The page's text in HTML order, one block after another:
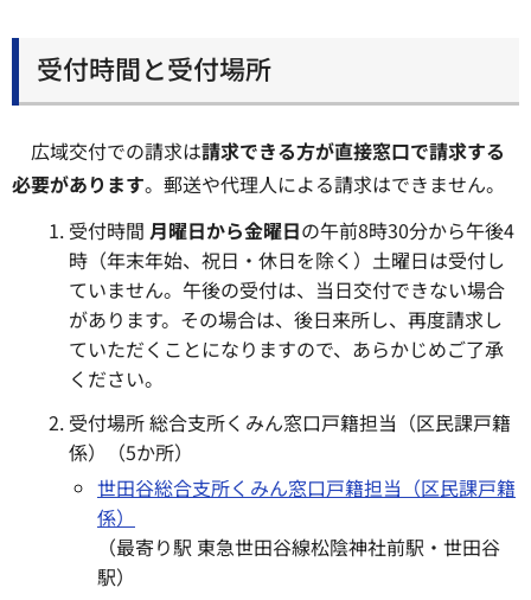
受付時間と受付場所
広域交付での請求は請求できる方が直接窓口で請求する
必要があります。郵送や代理人による請求はできません。
受付時間 月曜日から金曜日の午前8時30分から午後4
時（年末年始、祝日・休日を除く）土曜日は受付し
ていません。午後の受付は、当日交付できない場合
があります。その場合は、後日来所し、再度請求し
ていただくことになりますので、あらかじめご了承
ください。
受付場所 総合支所くみん窓口戸籍担当（区民課戸籍
係）（5か所）
世田谷総合支所くみん窓口戸籍担当（区民課戸籍
係）
（最寄り駅 東急世田谷線松陰神社前駅・世田谷
駅）